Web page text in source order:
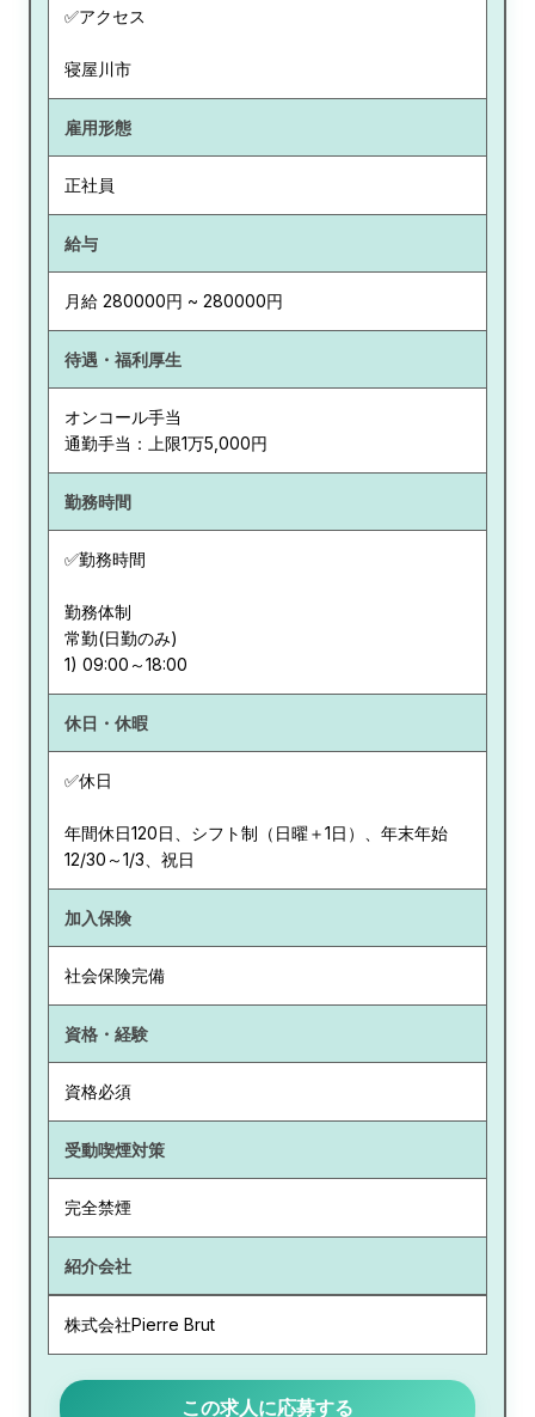
✅アクセス
寝屋川市
雇用形態
正社員
給与
月給 280000円 ~ 280000円
待遇・福利厚生
オンコール手当
通勤手当：上限1万5,000円
勤務時間
✅勤務時間
勤務体制
常勤(日勤のみ)
休日・休暇
✅休日
年間休日120日、シフト制（日曜＋1日）、年末年始
12/30～1/3、祝日
加入保険
社会保険完備
資格・経験
資格必須
受動喫煙対策
完全禁煙
紹介会社
株式会社Pierre Brut
この求人に応募する